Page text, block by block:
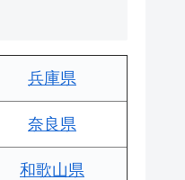
兵庫県
奈良県
和歌山県